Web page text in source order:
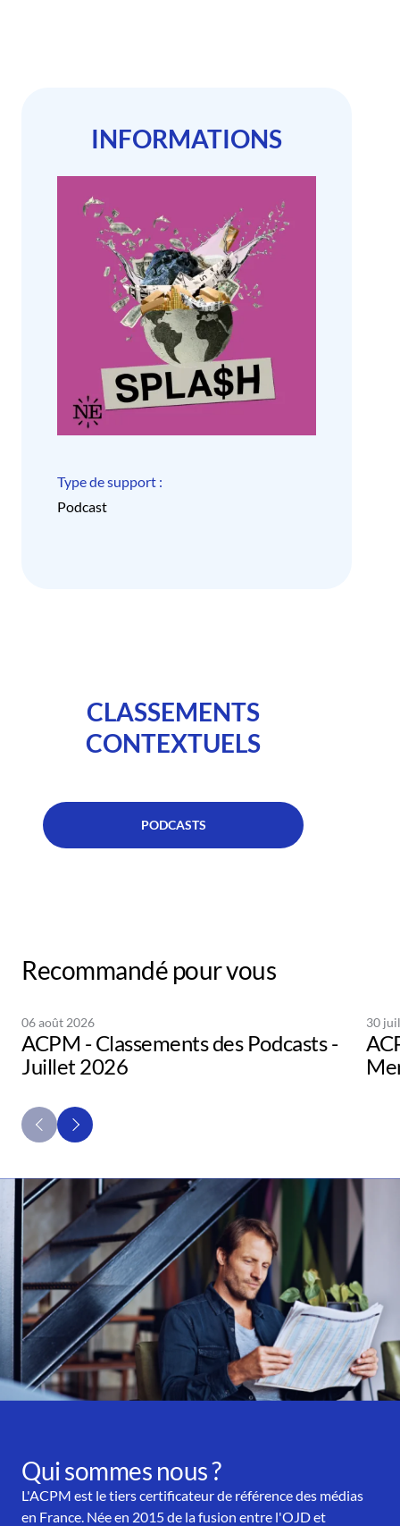
INFORMATIONS
Type de support :
Podcast
CLASSEMENTS
CONTEXTUELS
PODCASTS
Recommandé pour vous
06 août 2026
ACPM - Classements des Podcasts -
Juillet 2026
30
Qui sommes nous ?
L'ACPM est le tiers certificateur de référence des médias
en France. Née en 2015 de la fusion entre l'OJD et